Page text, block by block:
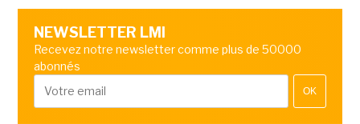
NEWSLETTER LMI
Recevez notre newsletter comme plus de 50000
abonnés
OK